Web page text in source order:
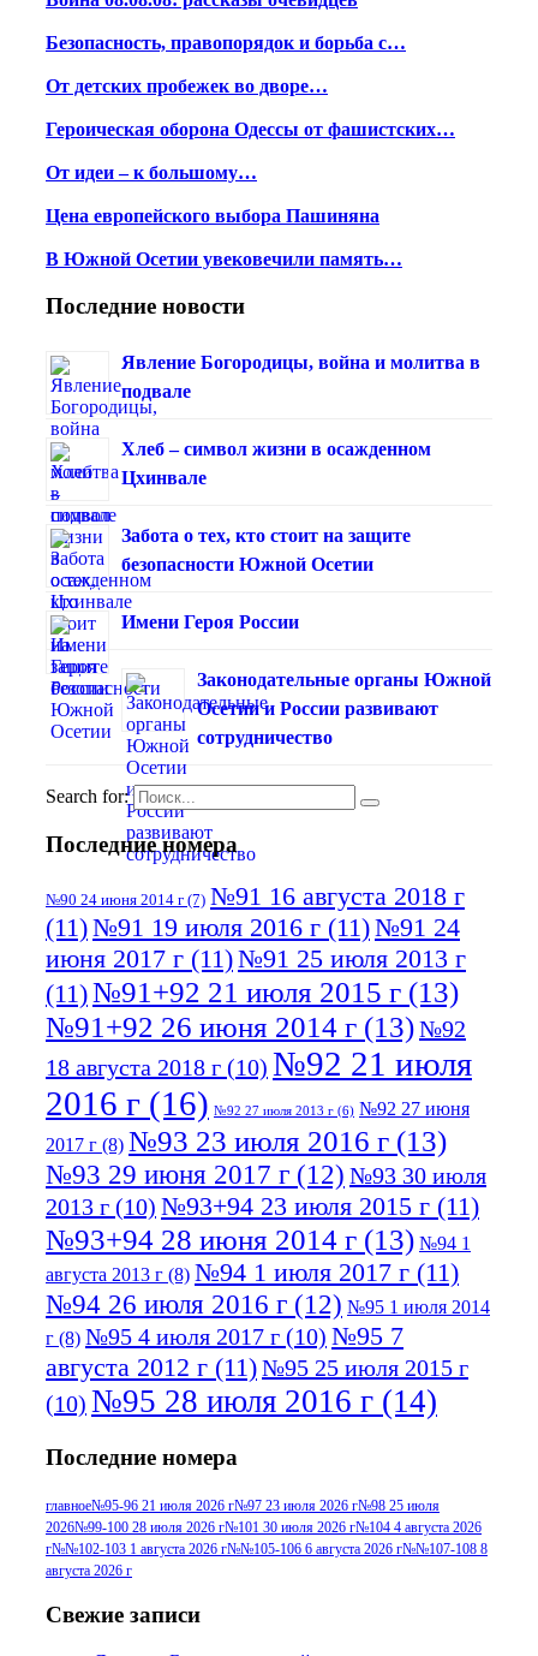
Безопасность, правопорядок и борьба с…
От детских пробежек во дворе…
Героическая оборона Одессы от фашистских…
От идеи – к большому…
Цена европейского выбора Пашиняна
В Южной Осетии увековечили память…
Последние новости
Явление Богородицы, война и молитва в
подвале
Хлеб – символ жизни в осажденном
Цхинвале
Забота о тех, кто стоит на защите
безопасности Южной Осетии
Имени Героя России
Законодательные органы Южной
Осетии и России развивают
сотрудничество
Search for:
Последние номера
№90 24 июня 2014 г (7) №91 16 августа 2018 г
(11)№91 19 июля 2016 г (11)№91 24
июня 2017 г (11)№91 25 июля 2013 г
(11)№91+92 21 июля 2015 г (13)
№91+92 26 июня 2014 г (13)№92
18 августа 2018 г (10) №92 21 июля
2016 г (16) №92 27 июля 2013 г (6) №92 27 июня
2017 г (8) №93 23 июля 2016 г (13)
№93 29 июня 2017 г (12) №93 30 июля
2013 г (10) №93+94 23 июля 2015 г (11)
№93+94 28 июня 2014 г (13) №94 1
августа 2013 г (8) №94 1 июля 2017 г (11)
№94 26 июля 2016 г (12) №95 1 июля 2014
г (8) №95 4 июля 2017 г (10) №95 7
августа 2012 г (11)№95 25 июля 2015 г
(10) №95 28 июля 2016 г (14)
июля 2017 г(11)№96 9 августа 2012
г(13) №96 28 июля 2015 г(9) №96+97 3
июля 2014 г(10)№96+97 30 июля
2016 г(13)
июля 2017 г
2012 г
(15) №97 30 июля 2015 г
Последние номера
главное№95-96 21 июля 2026 г№97 23 июля 2026 г№98 25 июля
2026№99-100 28 июля 2026 г№101 30 июля 2026 г№104 4 августа 2026
г№№102-103 1 августа 2026 г№№105-106 6 августа 2026 г№№107-108 8
августа 2026 г
Свежие записи